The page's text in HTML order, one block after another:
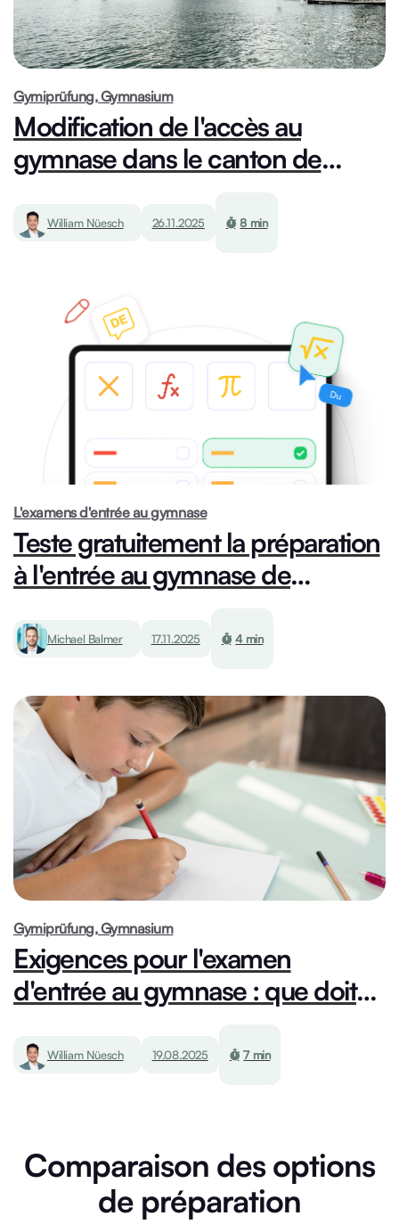
Gymiprüfung, Gymnasium
Modification de l'accès au
gymnase dans le canton de
réformes ?
William Nüesch 26.11.2025 8 min
L'examens d'entrée au gymnase
Teste gratuitement la préparation
à l'entrée au gymnase de
Michael Balmer 17.11.2025 4 min
Gymiprüfung, Gymnasium
Exigences pour l'examen
d'entrée au gymnase : que doit
passer au gymnase ?
William Nüesch 19.08.2025 7 min
Comparaison des options
de préparation